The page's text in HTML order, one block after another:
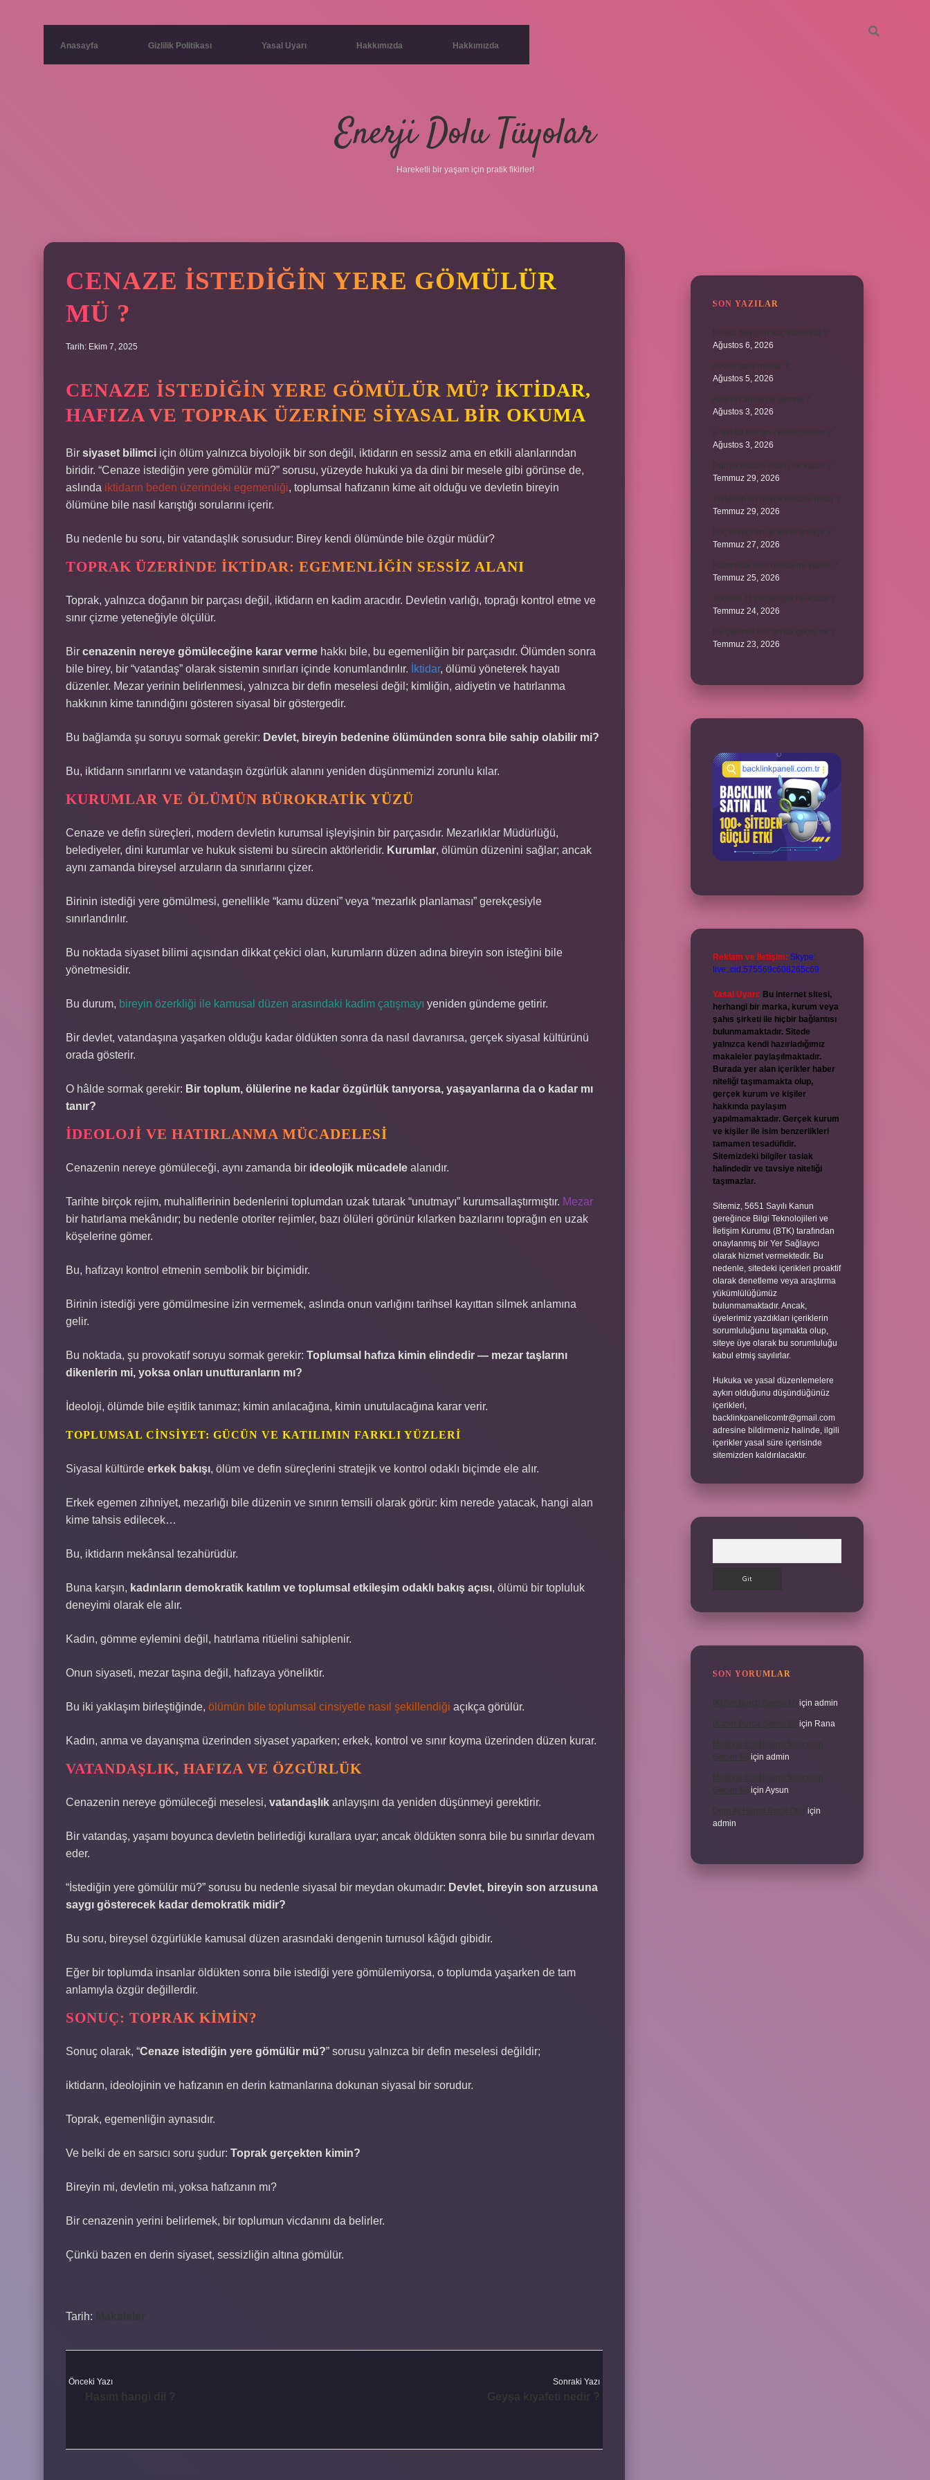
Anasayfa Gizlilik Politikası Yasal Uyarı Hakkımızda Hakkımızda
Enerji Dolu Tüyolar
Hareketli bir yaşam için pratik fikirler!
CENAZE ISTEDIĞIN YERE GÖMÜLÜR
MÜ ?
Tarih: Ekim 7, 2025
CENAZE İSTEDIĞIN YERE GÖMÜLÜR MÜ? İKTIDAR,
HAFIZA VE TOPRAK ÜZERINE SIYASAL BIR OKUMA
Bir siyaset bilimci için ölüm yalnızca biyolojik bir son değil, iktidarın en sessiz ama en etkili alanlarından
biridir. “Cenaze istediğin yere gömülür mü?” sorusu, yüzeyde hukuki ya da dini bir mesele gibi görünse de,
aslında iktidarın beden üzerindeki egemenliği, toplumsal hafızanın kime ait olduğu ve devletin bireyin
ölümüne bile nasıl karıştığı sorularını içerir.
Bu nedenle bu soru, bir vatandaşlık sorusudur: Birey kendi ölümünde bile özgür müdür?
TOPRAK ÜZERINDE İKTIDAR: EGEMENLIĞIN SESSIZ ALANI
Toprak, yalnızca doğanın bir parçası değil, iktidarın en kadim aracıdır. Devletin varlığı, toprağı kontrol etme ve
sınır çizme yeteneğiyle ölçülür.
Bir cenazenin nereye gömüleceğine karar verme hakkı bile, bu egemenliğin bir parçasıdır. Ölümden sonra
bile birey, bir “vatandaş” olarak sistemin sınırları içinde konumlandırılır.
İktidar, ölümü yöneterek hayatı
düzenler. Mezar yerinin belirlenmesi, yalnızca bir defin meselesi değil; kimliğin, aidiyetin ve hatırlanma
hakkının kime tanındığını gösteren siyasal bir göstergedir.
Bu bağlamda şu soruyu sormak gerekir: Devlet, bireyin bedenine ölümünden sonra bile sahip olabilir mi?
Bu, iktidarın sınırlarını ve vatandaşın özgürlük alanını yeniden düşünmemizi zorunlu kılar.
KURUMLAR VE ÖLÜMÜN BÜROKRATIK YÜZÜ
Cenaze ve defin süreçleri, modern devletin kurumsal işleyişinin bir parçasıdır. Mezarlıklar Müdürlüğü,
belediyeler, dini kurumlar ve hukuk sistemi bu sürecin aktörleridir. Kurumlar, ölümün düzenini sağlar; ancak
aynı zamanda bireysel arzuların da sınırlarını çizer.
Birinin istediği yere gömülmesi, genellikle “kamu düzeni” veya “mezarlık planlaması” gerekçesiyle
sınırlandırılır.
Bu noktada siyaset bilimi açısından dikkat çekici olan, kurumların düzen adına bireyin son isteğini bile
yönetmesidir.
Bu durum, bireyin özerkliği ile kamusal düzen arasındaki kadim çatışmayı yeniden gündeme getirir.
Bir devlet, vatandaşına yaşarken olduğu kadar öldükten sonra da nasıl davranırsa, gerçek siyasal kültürünü
orada gösterir.
O hâlde sormak gerekir: Bir toplum, ölülerine ne kadar özgürlük tanıyorsa, yaşayanlarına da o kadar mı
tanır?
İDEOLOJI VE HATIRLANMA MÜCADELESI
Cenazenin nereye gömüleceği, aynı zamanda bir ideolojik mücadele alanıdır.
Tarihte birçok rejim, muhaliflerinin bedenlerini toplumdan uzak tutarak “unutmayı” kurumsallaştırmıştır. Mezar
bir hatırlama mekânıdır; bu nedenle otoriter rejimler, bazı ölüleri görünür kılarken bazılarını toprağın en uzak
köşelerine gömer.
Bu, hafızayı kontrol etmenin sembolik bir biçimidir.
Birinin istediği yere gömülmesine izin vermemek, aslında onun varlığını tarihsel kayıttan silmek anlamına
gelir.
Bu noktada, şu provokatif soruyu sormak gerekir: Toplumsal hafıza kimin elindedir — mezar taşlarını
dikenlerin mi, yoksa onları unutturanların mı?
İdeoloji, ölümde bile eşitlik tanımaz; kimin anılacağına, kimin unutulacağına karar verir.
TOPLUMSAL CINSIYET: GÜCÜN VE KATILIMIN FARKLI YÜZLERI
Siyasal kültürde erkek bakışı, ölüm ve defin süreçlerini stratejik ve kontrol odaklı biçimde ele alır.
Erkek egemen zihniyet, mezarlığı bile düzenin ve sınırın temsili olarak görür: kim nerede yatacak, hangi alan
kime tahsis edilecek…
Bu, iktidarın mekânsal tezahürüdür.
Buna karşın, kadınların demokratik katılım ve toplumsal etkileşim odaklı bakış açısı, ölümü bir topluluk
deneyimi olarak ele alır.
Kadın, gömme eylemini değil, hatırlama ritüelini sahiplenir.
Onun siyaseti, mezar taşına değil, hafızaya yöneliktir.
Bu iki yaklaşım birleştiğinde, ölümün bile toplumsal cinsiyetle nasıl şekillendiği açıkça görülür.
Kadın, anma ve dayanışma üzerinden siyaset yaparken; erkek, kontrol ve sınır koyma üzerinden düzen kurar.
VATANDAŞLIK, HAFIZA VE ÖZGÜRLÜK
Cenazenin nereye gömüleceği meselesi, vatandaşlık anlayışını da yeniden düşünmeyi gerektirir.
Bir vatandaş, yaşamı boyunca devletin belirlediği kurallara uyar; ancak öldükten sonra bile bu sınırlar devam
eder.
“İstediğin yere gömülür mü?” sorusu bu nedenle siyasal bir meydan okumadır: Devlet, bireyin son arzusuna
saygı gösterecek kadar demokratik midir?
Bu soru, bireysel özgürlükle kamusal düzen arasındaki dengenin turnusol kâğıdı gibidir.
Eğer bir toplumda insanlar öldükten sonra bile istediği yere gömülemiyorsa, o toplumda yaşarken de tam
anlamıyla özgür değillerdir.
SONUÇ: TOPRAK KIMIN?
Sonuç olarak, “Cenaze istediğin yere gömülür mü?” sorusu yalnızca bir defin meselesi değildir;
iktidarın, ideolojinin ve hafızanın en derin katmanlarına dokunan siyasal bir sorudur.
Toprak, egemenliğin aynasıdır.
Ve belki de en sarsıcı soru şudur: Toprak gerçekten kimin?
Bireyin mi, devletin mi, yoksa hafızanın mı?
Bir cenazenin yerini belirlemek, bir toplumun vicdanını da belirler.
Çünkü bazen en derin siyaset, sessizliğin altına gömülür.
Tarih: Makaleler
Önceki Yazı Sonraki Yazı
SON YAZILAR
Kulplu beygirin kaç kulbu var ?
Ağustos 6, 2026
Avcılık spor mudur ?
Ağustos 5, 2026
Ağustos 3, 2026
Ağustos 3, 2026
Temmuz 29, 2026
Temmuz 29, 2026
Temmuz 27, 2026
Temmuz 25, 2026
Temmuz 24, 2026
Temmuz 23, 2026
Reklam ve İletişim: Skype:
live:.cid.575569c608265c69
Yasal Uyarı: Bu internet sitesi,
herhangi bir marka, kurum veya
şahıs şirketi ile hiçbir bağlantısı
bulunmamaktadır. Sitede
yalnızca kendi hazırladığımız
makaleler paylaşılmaktadır.
Burada yer alan içerikler haber
niteliği taşımamakta olup,
gerçek kurum ve kişiler
hakkında paylaşım
yapılmamaktadır. Gerçek kurum
ve kişiler ile isim benzerlikleri
tamamen tesadüfidir.
Sitemizdeki bilgiler taslak
halindedir ve tavsiye niteliği
taşımazlar.
Sitemiz, 5651 Sayılı Kanun
gereğince Bilgi Teknolojileri ve
İletişim Kurumu (BTK) tarafından
onaylanmış bir Yer Sağlayıcı
olarak hizmet vermektedir. Bu
nedenle, sitedeki içerikleri proaktif
olarak denetleme veya araştırma
yükümlülüğümüz
bulunmamaktadır. Ancak,
üyelerimiz yazdıkları içeriklerin
sorumluluğunu taşımakta olup,
siteye üye olarak bu sorumluluğu
kabul etmiş sayılırlar.
Hukuka ve yasal düzenlemelere
aykırı olduğunu düşündüğünüz
içerikleri,
backlinkpanelicomtr@gmail.com
adresine bildirmeniz halinde, ilgili
içerikler yasal süre içerisinde
sitemizden kaldırılacaktır.
SON YORUMLAR
için admin
için Rana
için admin
için Aysun
için
admin